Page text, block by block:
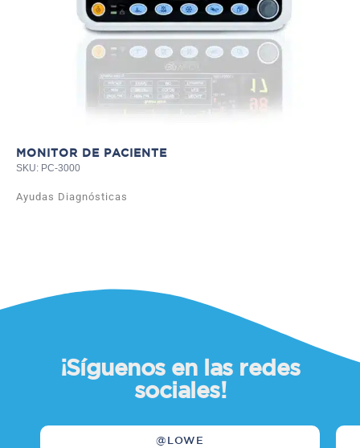
MONITOR DE PACIENTE
SKU: PC-3000
Ayudas Diagnósticas
¡Síguenos en las redes
sociales!
@LOWE